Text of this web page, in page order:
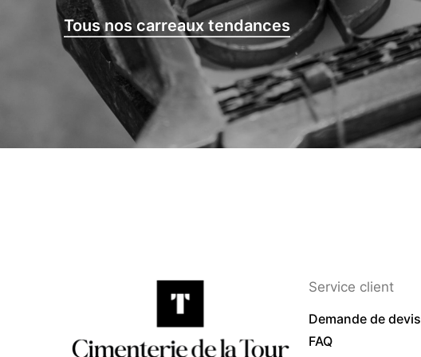
Tous nos carreaux tendances
Service client
Demande de devis
FAQ